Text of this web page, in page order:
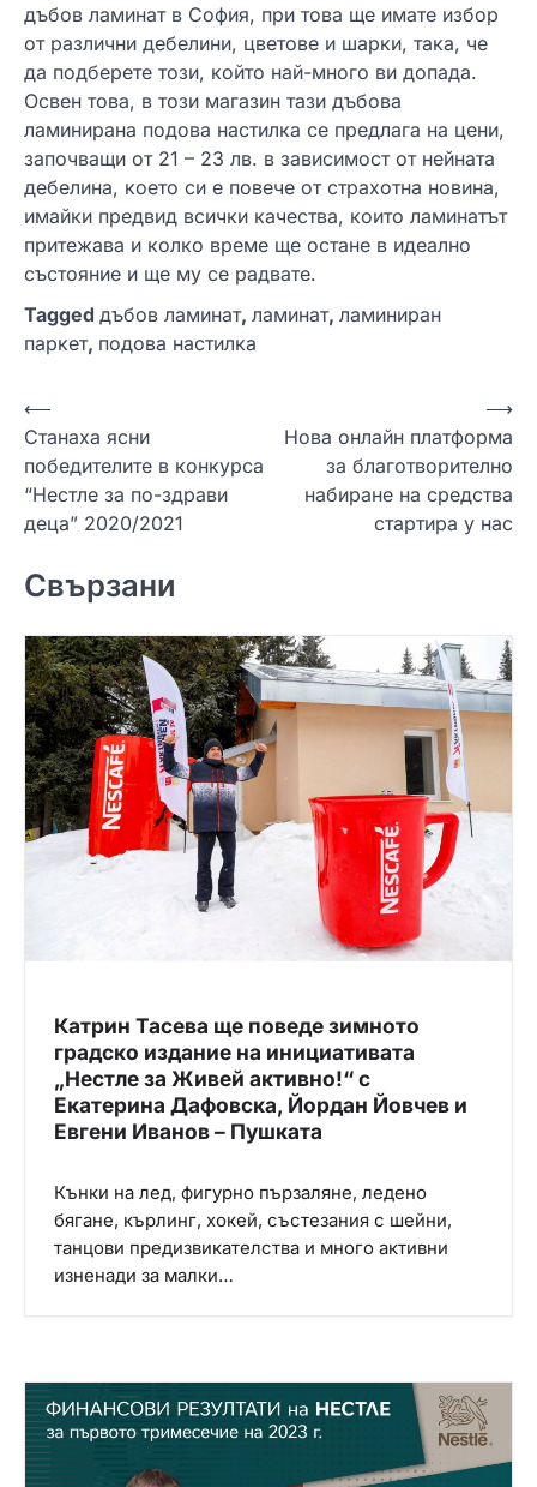
дъбов ламинат в София, при това ще имате избор
от различни дебелини, цветове и шарки, така, че
да подберете този, който най-много ви допада.
Освен това, в този магазин тази дъбова
ламинирана подова настилка се предлага на цени,
започващи от 21 – 23 лв. в зависимост от нейната
дебелина, което си е повече от страхотна новина,
имайки предвид всички качества, които ламинатът
притежава и колко време ще остане в идеално
състояние и ще му се радвате.
Tagged дъбов ламинат, ламинат, ламиниран
паркет, подова настилка
Н
а
в
и
а
ц
и
я
⟵
Станаха ясни
победителите в конкурса
“Нестле за по-здрави
деца” 2020/2021
Нова онлайн платформа
за благотворително
набиране на средства
стартира у нас
⟶
Свързани
Катрин Тасева ще поведе зимното
градско издание на инициативата
„Нестле за Живей активно!“ с
Екатерина Дафовска, Йордан Йовчев и
Евгени Иванов – Пушката
Кънки на лед, фигурно пързаляне, ледено
бягане, кърлинг, хокей, състезания с шейни,
танцови предизвикателства и много активни
изненади за малки…